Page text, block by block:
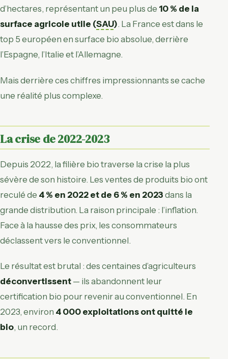
d’hectares, représentant un peu plus de 10 % de la
surface agricole utile (SAU). La France est dans le
top 5 européen en surface bio absolue, derrière
l’Espagne, l’Italie et l’Allemagne.
Mais derrière ces chiffres impressionnants se cache
une réalité plus complexe.
La crise de 2022-2023
Depuis 2022, la filière bio traverse la crise la plus
sévère de son histoire. Les ventes de produits bio ont
reculé de 4 % en 2022 et de 6 % en 2023 dans la
grande distribution. La raison principale : l’inflation.
Face à la hausse des prix, les consommateurs
déclassent vers le conventionnel.
Le résultat est brutal : des centaines d’agriculteurs
déconvertissent — ils abandonnent leur
certification bio pour revenir au conventionnel. En
2023, environ 4 000 exploitations ont quitté le
bio, un record.